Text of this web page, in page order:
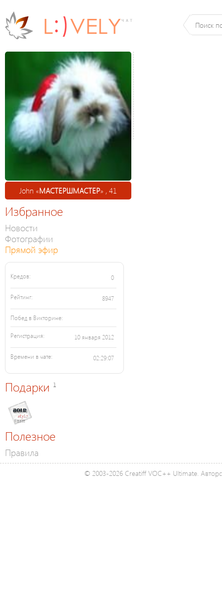
John «МАСТЕРШМАСТЕР» , 41
Избранное
Новости
Фотографии
Прямой эфир
Кредов: 0
Рейтинг: 8947
Побед в Викторине:
Регистрация: 10 января 2012
Времени в чате: 02:29:07
Подарки 1
Полезное
Правила
© 2003-2026 Creatiff VOC++ Ultimate.